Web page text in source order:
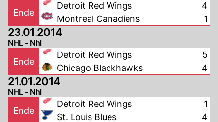
Ende
Detroit Red Wings
Montreal Canadiens
4
1
23.01.2014
NHL - Nhl
Ende
Detroit Red Wings
Chicago Blackhawks
5
4
21.01.2014
NHL - Nhl
Ende
Detroit Red Wings
St. Louis Blues
1
4